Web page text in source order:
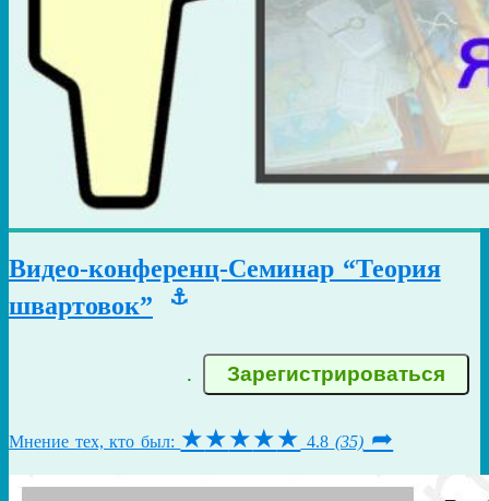
Видео-конференц-Семинар “Теория
швартовок”
⚓
.
Мнение тех, кто был: ★★★★★ 4.8 (35)➦